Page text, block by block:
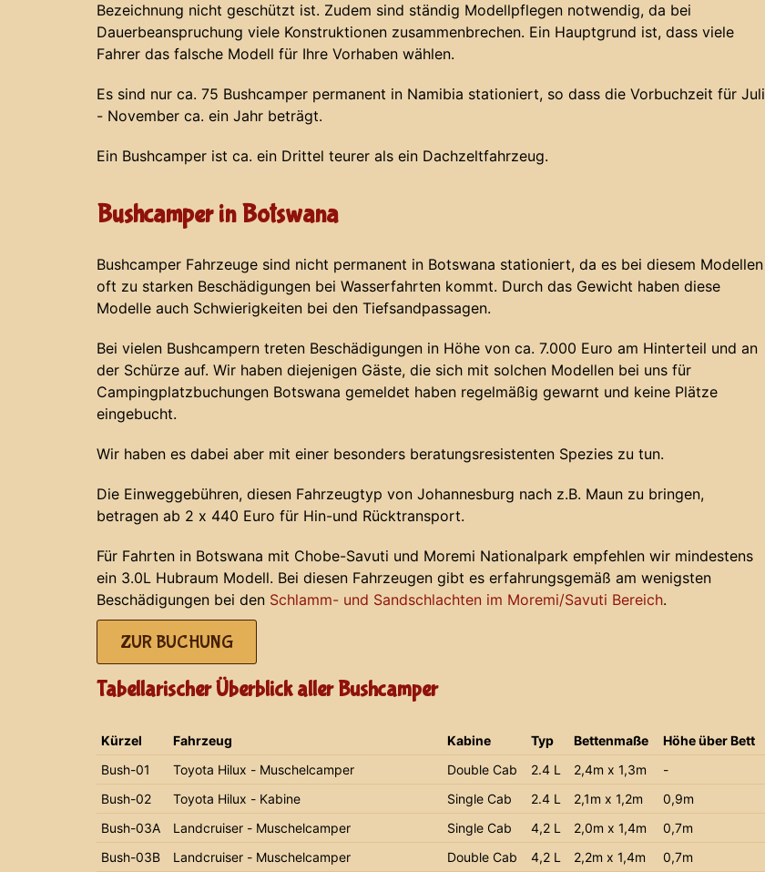
Bezeichnung nicht geschützt ist. Zudem sind ständig Modellpflegen notwendig, da bei
Dauerbeanspruchung viele Konstruktionen zusammenbrechen. Ein Hauptgrund ist, dass viele
Fahrer das falsche Modell für Ihre Vorhaben wählen.
Es sind nur ca. 75 Bushcamper permanent in Namibia stationiert, so dass die Vorbuchzeit für Juli
- November ca. ein Jahr beträgt.
Ein Bushcamper ist ca. ein Drittel teurer als ein Dachzeltfahrzeug.
Bushcamper in Botswana
Bushcamper Fahrzeuge sind nicht permanent in Botswana stationiert, da es bei diesem Modellen
oft zu starken Beschädigungen bei Wasserfahrten kommt. Durch das Gewicht haben diese
Modelle auch Schwierigkeiten bei den Tiefsandpassagen.
Bei vielen Bushcampern treten Beschädigungen in Höhe von ca. 7.000 Euro am Hinterteil und an
der Schürze auf. Wir haben diejenigen Gäste, die sich mit solchen Modellen bei uns für
Campingplatzbuchungen Botswana gemeldet haben regelmäßig gewarnt und keine Plätze
eingebucht.
Wir haben es dabei aber mit einer besonders beratungsresistenten Spezies zu tun.
Die Einweggebühren, diesen Fahrzeugtyp von Johannesburg nach z.B. Maun zu bringen,
betragen ab 2 x 440 Euro für Hin-und Rücktransport.
Für Fahrten in Botswana mit Chobe-Savuti und Moremi Nationalpark empfehlen wir mindestens
ein 3.0L Hubraum Modell. Bei diesen Fahrzeugen gibt es erfahrungsgemäß am wenigsten
Beschädigungen bei den Schlamm- und Sandschlachten im Moremi/Savuti Bereich.
ZUR BUCHUNG
Tabellarischer Überblick aller Bushcamper
Kürzel Fahrzeug Kabine Typ Bettenmaße
Höhe über Bett
Bush-01
Toyota Hilux - Muschelcamper Double Cab 2.4 L 2,4m x 1,3m
-
Bush-02
Toyota Hilux - Kabine Single Cab 2.4 L 2,1m x 1,2m
0,9m
Bush-03A
Landcruiser - Muschelcamper Single Cab 4,2 L 2,0m x 1,4m
0,7m
Bush-03B
Landcruiser - Muschelcamper Double Cab 4,2 L 2,2m x 1,4m
0,7m